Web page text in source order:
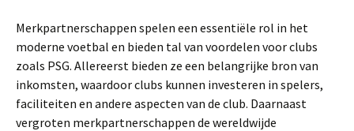
Merkpartnerschappen spelen een essentiële rol in het
moderne voetbal en bieden tal van voordelen voor clubs
zoals PSG. Allereerst bieden ze een belangrijke bron van
inkomsten, waardoor clubs kunnen investeren in spelers,
faciliteiten en andere aspecten van de club. Daarnaast
vergroten merkpartnerschappen de wereldwijde